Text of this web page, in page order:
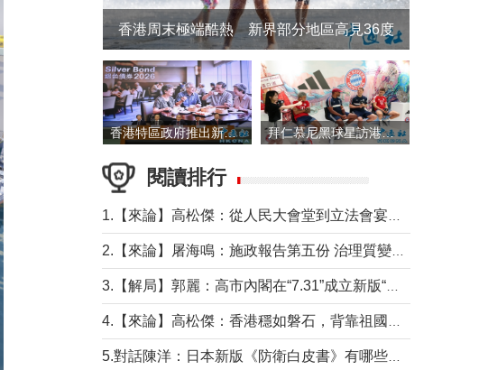
香港周末極端酷熱 新界部分地區高見36度
香港特區政府推出新一批銀色債券 每手1萬元保底息4.25厘 拜仁慕尼黑球星訪港 與球迷近距離互動
閱讀排行